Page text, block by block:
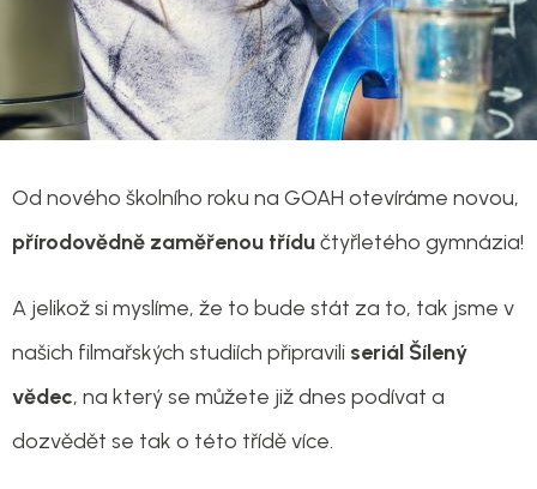
Od nového školního roku na GOAH otevíráme novou,
přírodovědně zaměřenou třídučtyřletého gymnázia!
A jelikož si myslíme, že to bude stát za to, tak jsme v
našich filmařských studiích připravili seriál Šílený
vědec, na který se můžete již dnes podívat a
dozvědět se tak o této třídě více.